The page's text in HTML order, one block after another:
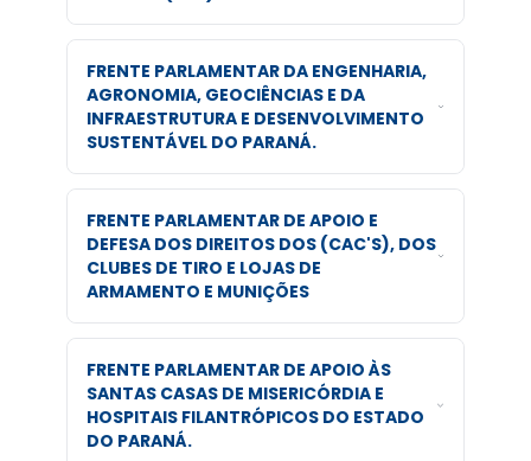
FRENTE PARLAMENTAR DA ENGENHARIA,
AGRONOMIA, GEOCIÊNCIAS E DA
INFRAESTRUTURA E DESENVOLVIMENTO
SUSTENTÁVEL DO PARANÁ.
FRENTE PARLAMENTAR DE APOIO E
DEFESA DOS DIREITOS DOS (CAC'S), DOS
CLUBES DE TIRO E LOJAS DE
ARMAMENTO E MUNIÇÕES
FRENTE PARLAMENTAR DE APOIO ÀS
SANTAS CASAS DE MISERICÓRDIA E
HOSPITAIS FILANTRÓPICOS DO ESTADO
DO PARANÁ.